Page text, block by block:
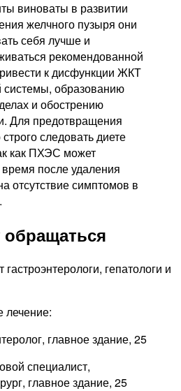
виноваты в развитии
желчного пузыря они
себя лучше и
рекомендованной
к дисфункции ЖКТ
системы, образованию
и обострению
Для предотвращения
следовать диете
как ПХЭС может
после удаления
отсутствие симптомов в
обращаться
гепатологи и
главное здание, 25
специалист,
главное здание, 25